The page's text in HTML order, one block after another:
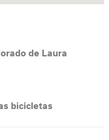
de Laura
bicicletas